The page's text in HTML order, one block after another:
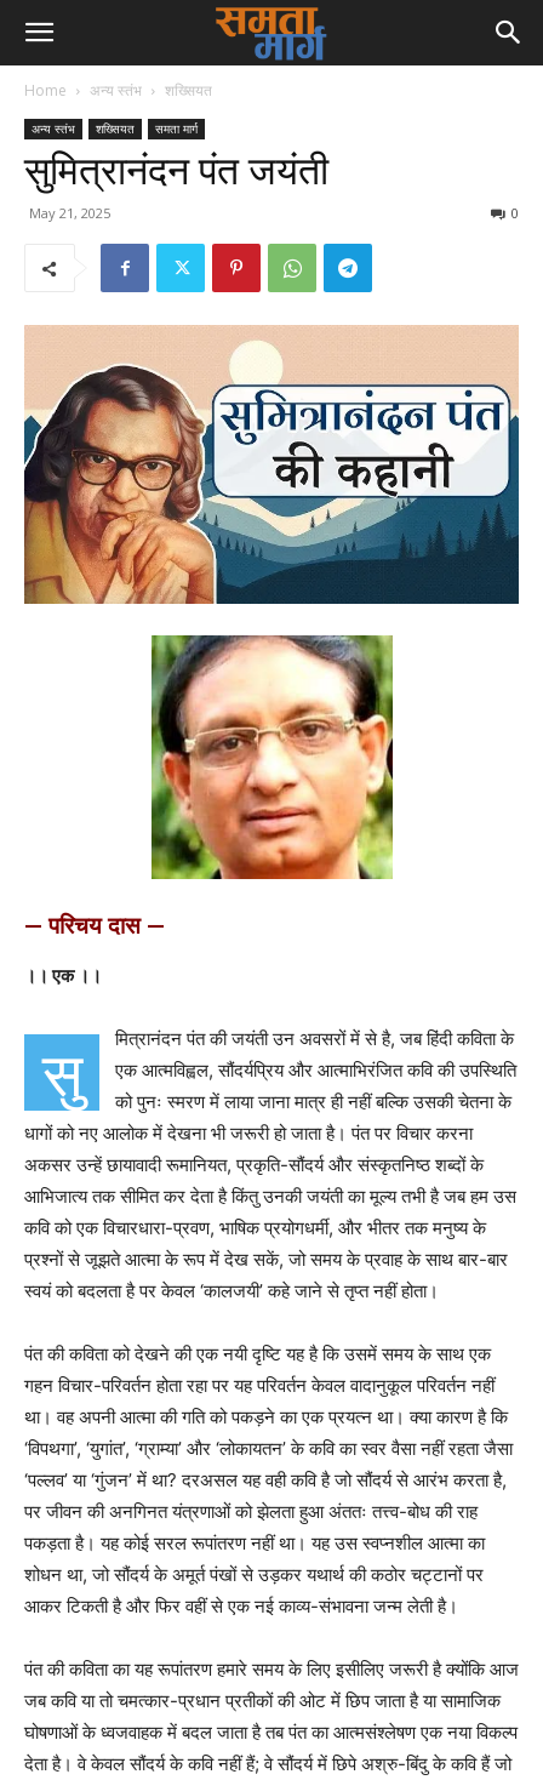
Home अन्य स्तंभ शख्सियत
अन्य स्तंभ शख्सियत समता मार्ग
सुमित्रानंदन पंत जयंती
May 21, 2025 0
— परिचय दास —
।। एक ।।
सु
मित्रानंदन पंत की जयंती उन अवसरों में से है, जब हिंदी कविता के
एक आत्मविह्वल, सौंदर्यप्रिय और आत्माभिरंजित कवि की उपस्थिति
को पुनः स्मरण में लाया जाना मात्र ही नहीं बल्कि उसकी चेतना के
धागों को नए आलोक में देखना भी जरूरी हो जाता है। पंत पर विचार करना
अकसर उन्हें छायावादी रूमानियत, प्रकृति-सौंदर्य और संस्कृतनिष्ठ शब्दों के
आभिजात्य तक सीमित कर देता है किंतु उनकी जयंती का मूल्य तभी है जब हम उस
कवि को एक विचारधारा-प्रवण, भाषिक प्रयोगधर्मी, और भीतर तक मनुष्य के
प्रश्नों से जूझते आत्मा के रूप में देख सकें, जो समय के प्रवाह के साथ बार-बार
स्वयं को बदलता है पर केवल ‘कालजयी’ कहे जाने से तृप्त नहीं होता।
पंत की कविता को देखने की एक नयी दृष्टि यह है कि उसमें समय के साथ एक
गहन विचार-परिवर्तन होता रहा पर यह परिवर्तन केवल वादानुकूल परिवर्तन नहीं
था। वह अपनी आत्मा की गति को पकड़ने का एक प्रयत्न था। क्या कारण है कि
‘विपथगा’, ‘युगांत’, ‘ग्राम्या’ और ‘लोकायतन’ के कवि का स्वर वैसा नहीं रहता जैसा
‘पल्लव’ या ‘गुंजन’ में था? दरअसल यह वही कवि है जो सौंदर्य से आरंभ करता है,
पर जीवन की अनगिनत यंत्रणाओं को झेलता हुआ अंततः तत्त्व-बोध की राह
पकड़ता है। यह कोई सरल रूपांतरण नहीं था। यह उस स्वप्नशील आत्मा का
शोधन था, जो सौंदर्य के अमूर्त पंखों से उड़कर यथार्थ की कठोर चट्टानों पर
आकर टिकती है और फिर वहीं से एक नई काव्य-संभावना जन्म लेती है।
पंत की कविता का यह रूपांतरण हमारे समय के लिए इसीलिए जरूरी है क्योंकि आज
जब कवि या तो चमत्कार-प्रधान प्रतीकों की ओट में छिप जाता है या सामाजिक
घोषणाओं के ध्वजवाहक में बदल जाता है तब पंत का आत्मसंश्लेषण एक नया विकल्प
देता है। वे केवल सौंदर्य के कवि नहीं हैं; वे सौंदर्य में छिपे अश्रु-बिंदु के कवि हैं जो